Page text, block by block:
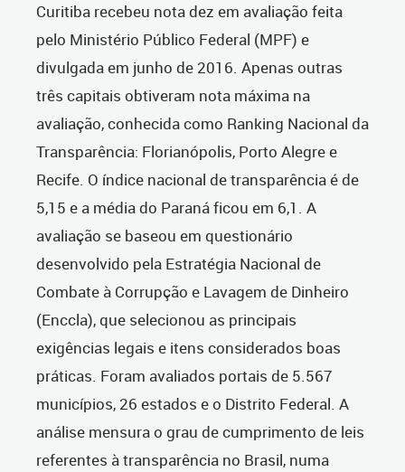
Curitiba recebeu nota dez em avaliação feita
pelo Ministério Público Federal (MPF) e
divulgada em junho de 2016. Apenas outras
três capitais obtiveram nota máxima na
avaliação, conhecida como Ranking Nacional da
Transparência: Florianópolis, Porto Alegre e
Recife. O índice nacional de transparência é de
5,15 e a média do Paraná ficou em 6,1. A
avaliação se baseou em questionário
desenvolvido pela Estratégia Nacional de
Combate à Corrupção e Lavagem de Dinheiro
(Enccla), que selecionou as principais
exigências legais e itens considerados boas
práticas. Foram avaliados portais de 5.567
municípios, 26 estados e o Distrito Federal. A
análise mensura o grau de cumprimento de leis
referentes à transparência no Brasil, numa